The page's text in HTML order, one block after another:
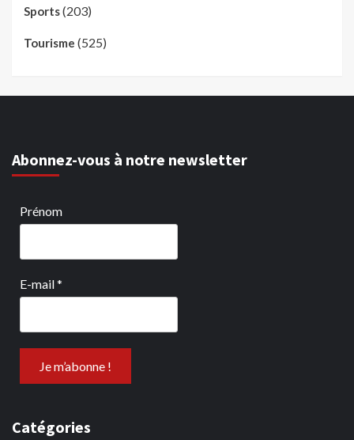
Sports(203)
Tourisme (525)
Abonnez-vous à notre newsletter
Prénom
E-mail*
Catégories